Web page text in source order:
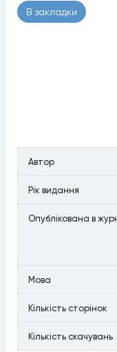
В закладки
Автор
Рiк видання
Опублiкована в
Мова
Кiлькiсть сторiнок
Кiлькiсть скачувань